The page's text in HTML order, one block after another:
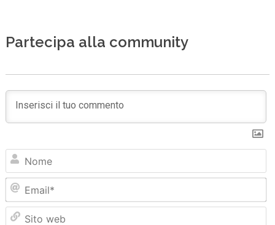
Partecipa alla community